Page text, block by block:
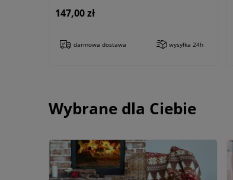
147,00 zł
darmowa dostawa wysyłka 24h
Wybrane dla Ciebie